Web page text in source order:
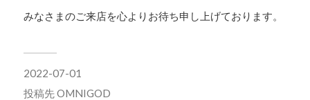
みなさまのご来店を心よりお待ち申し上げております。
2022-07-01
投稿先OMNIGOD